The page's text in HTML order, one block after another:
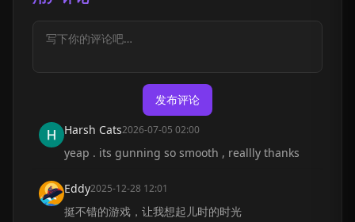
发布评论
Harsh Cats2026-07-05 02:00
yeap . its gunning so smooth , reallly thanks
Eddy2025-12-28 12:01
挺不错的游戏，让我想起儿时的时光